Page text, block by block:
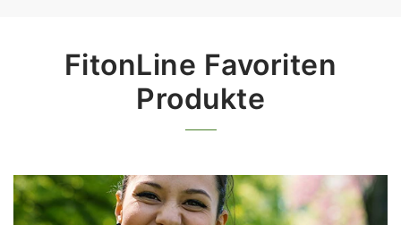
FitonLine Favoriten
Produkte